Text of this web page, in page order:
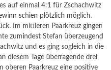
auf einmal 4:1 für Zschachwitz
schien plötzlich möglich.
Im mittleren Paarkreuz gingen
zumindest Stefan überzeugend
und es ging sogleich in die
diesem Tage überragende drei
oberen Paarkreuz eine positive